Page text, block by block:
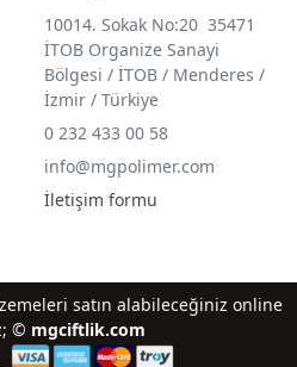
10014. Sokak No:20 35471
İTOB Organize Sanayi
Bölgesi / İTOB / Menderes /
İzmir / Türkiye
0 232 433 00 58
info@mgpolimer.com
İletişim formu
satın alabileceğiniz online
© mgciftlik.com